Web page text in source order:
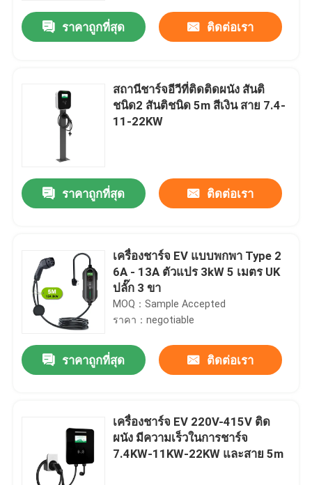
ราคาถูกที่สุด ติดต่อเรา
สถานีชาร์จอีวีที่ติดติดผนัง สันติ
ชนิด2 สันติชนิด 5m สีเงิน สาย 7.4-
11-22KW
ราคาถูกที่สุด ติดต่อเรา
เครื่องชาร์จ EV แบบพกพา Type 2
6A - 13A ตัวแปร 3kW 5 เมตร UK
ปลั๊ก 3 ขา
MOQ：Sample Accepted
ราคา：negotiable
ราคาถูกที่สุด ติดต่อเรา
เครื่องชาร์จ EV 220V-415V ติด
ผนัง มีความเร็วในการชาร์จ
7.4KW-11KW-22KW และสาย 5m